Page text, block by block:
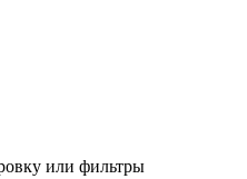
или фильтры